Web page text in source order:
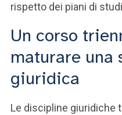
rispetto dei piani di
Un corso
maturare una
giuridica
Le discipline giuridiche